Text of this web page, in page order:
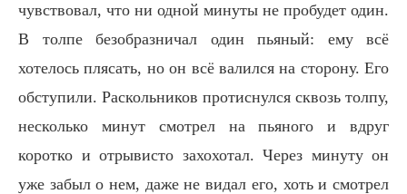
чувствовал, что ни одной минуты не пробудет один.
В толпе безобразничал один пьяный: ему всё
хотелось плясать, но он всё валился на сторону. Его
обступили. Раскольников протиснулся сквозь толпу,
несколько минут смотрел на пьяного и вдруг
коротко и отрывисто захохотал. Через минуту он
уже забыл о нем, даже не видал его, хоть и смотрел